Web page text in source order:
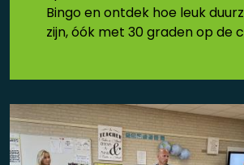
Bingo en ontdek hoe leuk
zijn, óók met 30 graden op de